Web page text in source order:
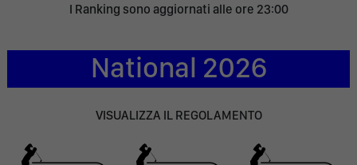
I Ranking sono aggiornati alle ore 23:00
National 2026
VISUALIZZA IL REGOLAMENTO